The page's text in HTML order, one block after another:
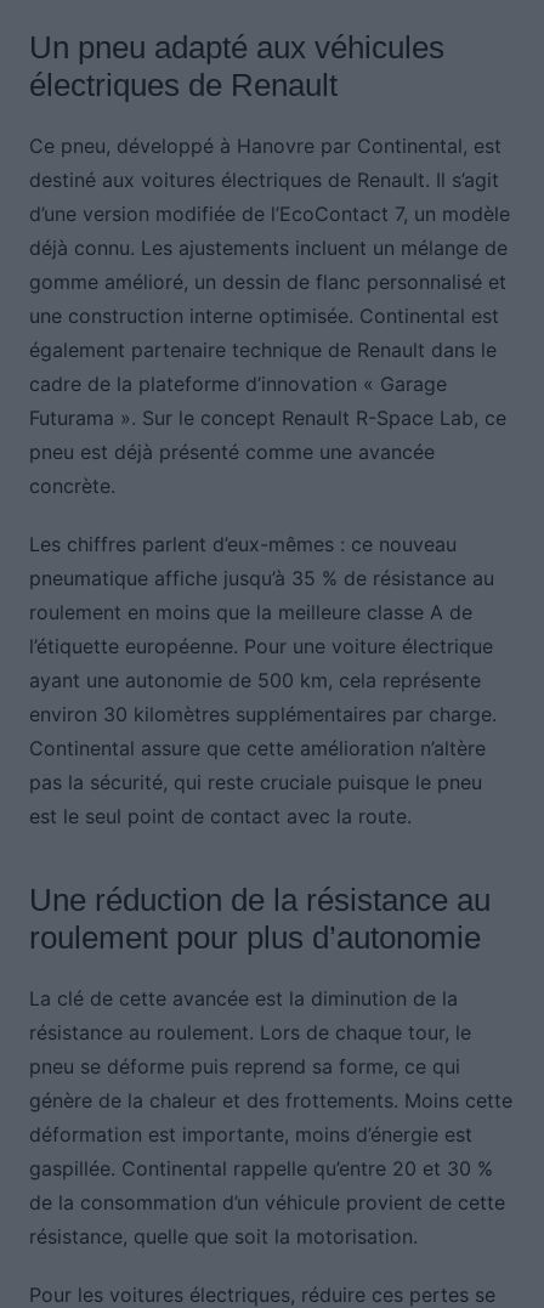
Un pneu adapté aux véhicules
électriques de Renault
Ce pneu, développé à Hanovre par Continental, est
destiné aux voitures électriques de Renault. Il s’agit
d’une version modifiée de l’EcoContact 7, un modèle
déjà connu. Les ajustements incluent un mélange de
gomme amélioré, un dessin de flanc personnalisé et
une construction interne optimisée. Continental est
également partenaire technique de Renault dans le
cadre de la plateforme d’innovation « Garage
Futurama ». Sur le concept Renault R-Space Lab, ce
pneu est déjà présenté comme une avancée
concrète.
Les chiffres parlent d’eux-mêmes : ce nouveau
pneumatique affiche jusqu’à 35 % de résistance au
roulement en moins que la meilleure classe A de
l’étiquette européenne. Pour une voiture électrique
ayant une autonomie de 500 km, cela représente
environ 30 kilomètres supplémentaires par charge.
Continental assure que cette amélioration n’altère
pas la sécurité, qui reste cruciale puisque le pneu
est le seul point de contact avec la route.
Une réduction de la résistance au
roulement pour plus d’autonomie
La clé de cette avancée est la diminution de la
résistance au roulement. Lors de chaque tour, le
pneu se déforme puis reprend sa forme, ce qui
génère de la chaleur et des frottements. Moins cette
déformation est importante, moins d’énergie est
gaspillée. Continental rappelle qu’entre 20 et 30 %
de la consommation d’un véhicule provient de cette
résistance, quelle que soit la motorisation.
Pour les voitures électriques, réduire ces pertes se